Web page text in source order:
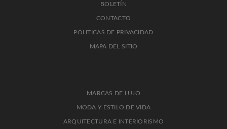
BOLETÍN
CONTACTO
POLITICAS DE PRIVACIDAD
MAPA DEL SITIO
MARCAS DE LUJO
MODA Y ESTILO DE VIDA
ARQUITECTURA E INTERIORISMO